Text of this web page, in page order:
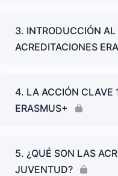
3. INTRODUCCIÓN AL
ACREDITACIONES
4. LA ACCIÓN CLAVE
ERASMUS+
5. ¿QUÉ SON LAS
JUVENTUD?